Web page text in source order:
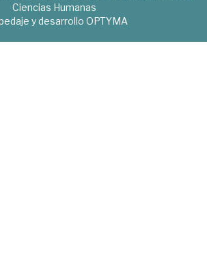
Ciencias Humanas
y desarrollo OPTYMA